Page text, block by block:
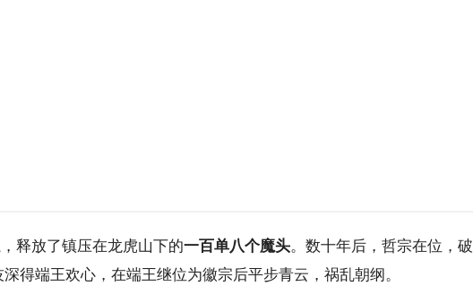
释放了镇压在龙虎山下的一百单八个魔头。数十年后，哲宗在位，破
深得端王欢心，在端王继位为徽宗后平步青云，祸乱朝纲。